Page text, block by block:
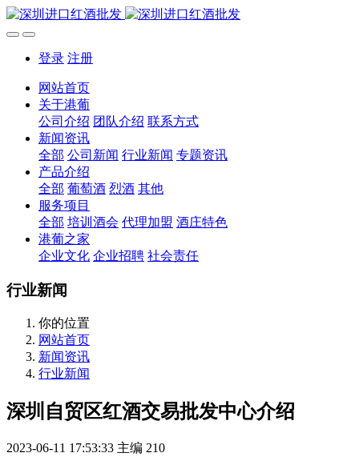
登录 注册
网站首页
关于港葡
公司介绍 团队介绍 联系方式
新闻资讯
全部 公司新闻 行业新闻 专题资讯
产品介绍
全部 葡萄酒 烈酒 其他
服务项目
全部 培训酒会 代理加盟 酒庄特色
港葡之家
企业文化 企业招聘 社会责任
行业新闻
你的位置
网站首页
新闻资讯
行业新闻
深圳自贸区红酒交易批发中心介绍
2023-06-11 17:53:33 主编 210